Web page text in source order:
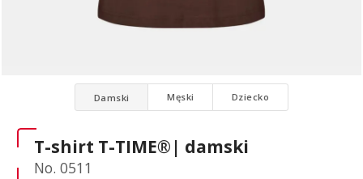
Damski Męski Dziecko
T-shirt T-TIME®| damski
No. 0511